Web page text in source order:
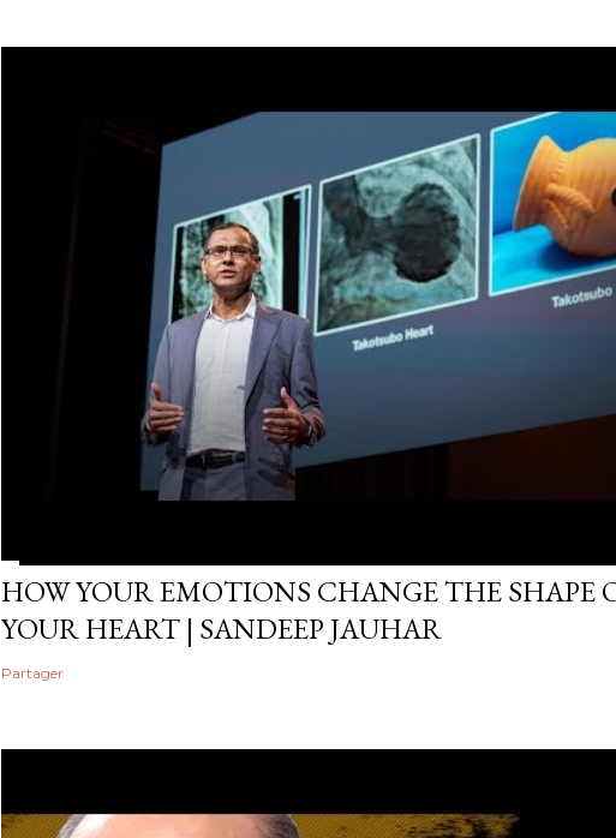
HOW YOUR EMOTIONS CHANGE THE SHAPE
YOUR HEART | SANDEEP JAUHAR
Partager